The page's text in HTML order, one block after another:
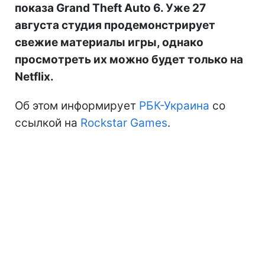
показа Grand Theft Auto 6. Уже 27
августа студия продемонстрирует
свежие материалы игры, однако
просмотреть их можно будет только на
Netflix.
Об этом информирует РБК-Украина со
ссылкой на Rockstar Games.